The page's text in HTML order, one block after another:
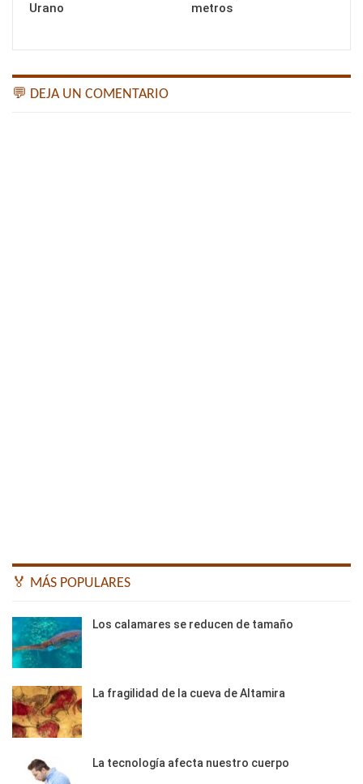
Urano
metros
💬 DEJA UN COMENTARIO
🏅 MÁS POPULARES
Los calamares se reducen de tamaño
La fragilidad de la cueva de Altamira
La tecnología afecta nuestro cuerpo